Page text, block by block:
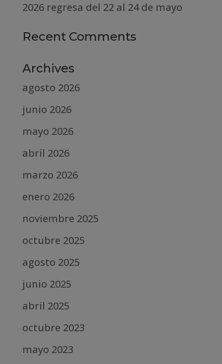
2026 regresa del 22 al 24 de mayo
Recent Comments
Archives
agosto 2026
junio 2026
mayo 2026
abril 2026
marzo 2026
enero 2026
noviembre 2025
octubre 2025
agosto 2025
junio 2025
abril 2025
octubre 2023
mayo 2023